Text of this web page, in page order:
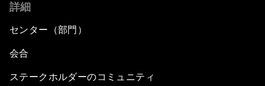
詳細
センター（部門）
会合
ステークホルダーのコミュニティ